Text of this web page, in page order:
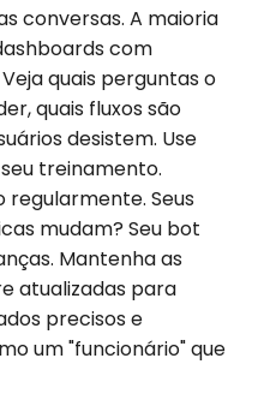
conversas. A maioria
com
quais perguntas o
quais fluxos são
desistem. Use
treinamento.
regularmente. Seus
mudam? Seu bot
Mantenha as
atualizadas para
precisos e
um "funcionário" que